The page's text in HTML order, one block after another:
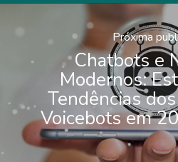
Próxima
Chatbots e
Modernos:
Tendências
Voicebots em